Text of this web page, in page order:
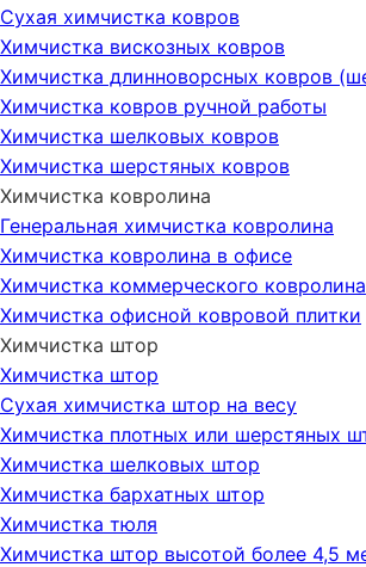
Сухая химчистка ковров
Химчистка вискозных ковров
Химчистка длинноворсных ковров
Химчистка ковров ручной работы
Химчистка шелковых ковров
Химчистка шерстяных ковров
Химчистка ковролина
Генеральная химчистка ковролина
Химчистка ковролина в офисе
Химчистка коммерческого ковролина
Химчистка офисной ковровой плитки
Химчистка штор
Химчистка штор
Сухая химчистка штор на весу
Химчистка плотных или шерстяных
Химчистка шелковых штор
Химчистка бархатных штор
Химчистка тюля
Химчистка штор высотой более 4,5